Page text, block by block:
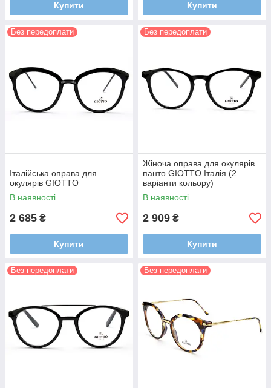
Купити Купити
Без передоплати
Італійська оправа для
окулярів GIOTTO
В наявності
2 685 ₴
Купити
Без передоплати
Жіноча оправа для окулярів
панто GIOTTO Італія (2
варіанти кольору)
В наявності
2 909 ₴
Купити
Без передоплати Без передоплати